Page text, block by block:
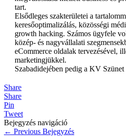
tart.
Elsődleges szakterületei a
keresőoptimalizálás, közösségi
growth hacking. Számos ügyfele
közép- és nagyvállalati
eCommerce oldalak tervezésével,
marketingjükkel.
Szabadidejében pedig a KV
Share
Share
Pin
Tweet
Bejegyzés navigáció
← Previous Bejegyzés